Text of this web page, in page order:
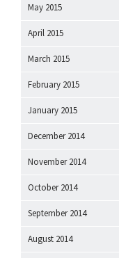
May 2015
April 2015
March 2015
February 2015
January 2015
December 2014
November 2014
October 2014
September 2014
August 2014